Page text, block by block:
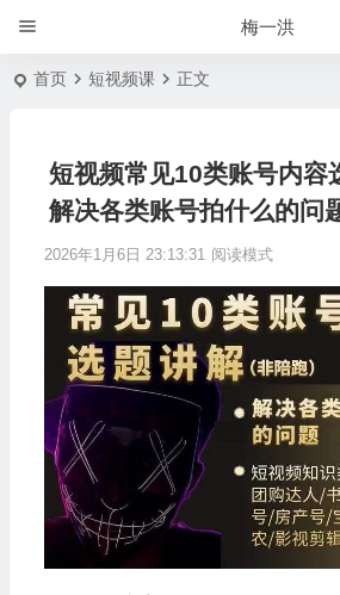
梅一洪
首页 短视频课 正文
短视频常见10类账号内容
解决各类账号拍什么的问
2026年1月6日 23:13:31 阅读模式